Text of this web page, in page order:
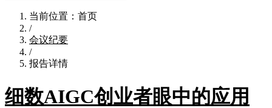
当前位置：首页
/
会议纪要
/
报告详情
细数AIGC创业者眼中的应用